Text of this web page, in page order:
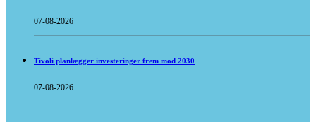
07-08-2026
Tivoli planlægger investeringer frem mod 2030
07-08-2026